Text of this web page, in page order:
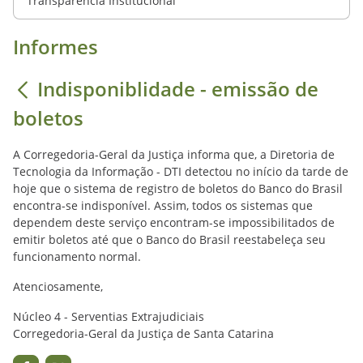
Informes
Indisponiblidade - emissão de
boletos
A Corregedoria-Geral da Justiça informa que, a Diretoria de
Tecnologia da Informação - DTI detectou no início da tarde de
hoje que o sistema de registro de boletos do Banco do Brasil
encontra-se indisponível. Assim, todos os sistemas que
dependem deste serviço encontram-se impossibilitados de
emitir boletos até que o Banco do Brasil reestabeleça seu
funcionamento normal.
Atenciosamente,
Núcleo 4 - Serventias Extrajudiciais
Corregedoria-Geral da Justiça de Santa Catarina